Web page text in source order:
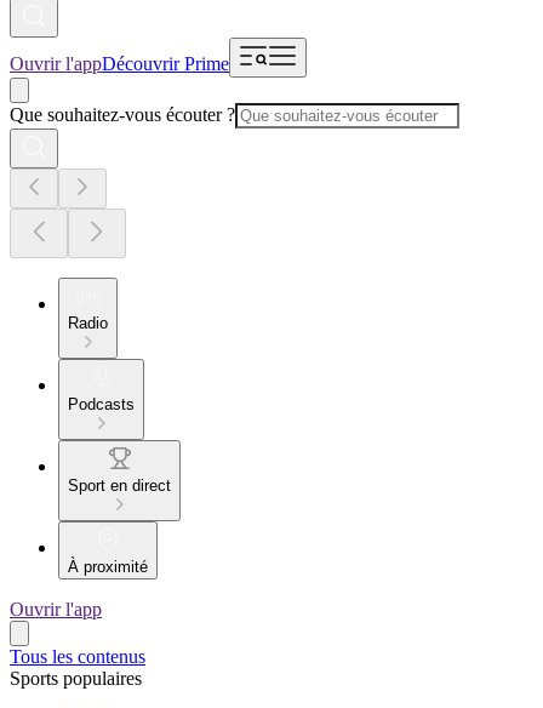
Ouvrir l'appDécouvrir Prime
Que souhaitez-vous écouter ?
Radio
Podcasts
Sport en direct
À proximité
Ouvrir l'app
Tous les contenus
Sports populaires